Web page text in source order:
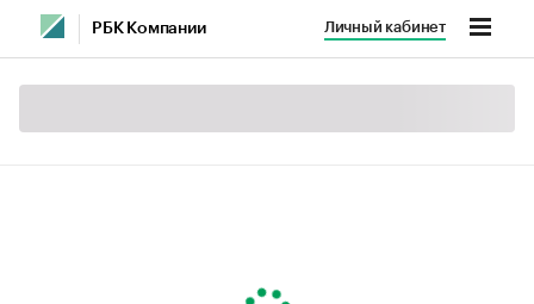
РБК Компании Личный кабинет